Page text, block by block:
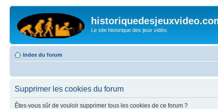
Le site historique des jeux vidéo.
Index du forum
Supprimer les cookies du forum
Êtes-vous sûr de vouloir supprimer tous les cookies de ce forum ?